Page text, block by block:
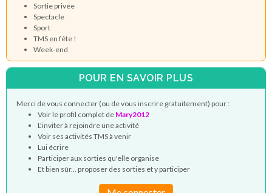
Sortie privée
Spectacle
Sport
TMS en fête !
Week-end
POUR EN SAVOIR PLUS
Merci de vous connecter (ou de vous inscrire gratuitement) pour :
Voir le profil complet de Mary2012
L'inviter à rejoindre une activité
Voir ses activités TMS à venir
Lui écrire
Participer aux sorties qu'elle organise
Et bien sûr... proposer des sorties et y participer